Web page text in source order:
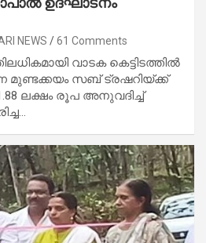
NEWS 61 Comments
വാടക കെട്ടിടത്തിൽ
മുണ്ടക്കയം സബ് ട്രഷറിയ്ക്ക്
ലക്ഷം രൂപ അനുവദിച്ച്